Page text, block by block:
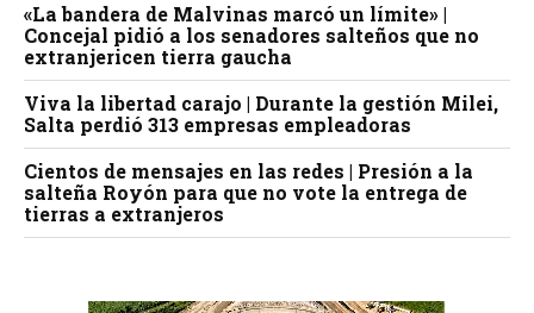
«La bandera de Malvinas marcó un límite» |
Concejal pidió a los senadores salteños que no
extranjericen tierra gaucha
Viva la libertad carajo | Durante la gestión Milei,
Salta perdió 313 empresas empleadoras
Cientos de mensajes en las redes | Presión a la
salteña Royón para que no vote la entrega de
tierras a extranjeros